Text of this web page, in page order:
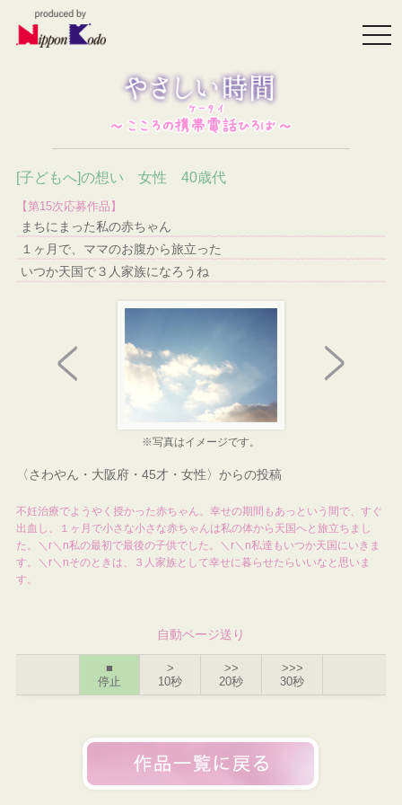
[子どもへ]の想い 女性 40歳代
【第15次応募作品】
まちにまった私の赤ちゃん
１ヶ月で、ママのお腹から旅立った
いつか天国で３人家族になろうね
※写真はイメージです。
〈さわやん・大阪府・45才・女性〉からの投稿
不妊治療でようやく授かった赤ちゃん。幸せの期間もあっという間で、すぐ
出血し、１ヶ月で小さな小さな赤ちゃんは私の体から天国へと旅立ちまし
た。＼r＼n私の最初で最後の子供でした。＼r＼n私達もいつか天国にいきま
す。＼r＼nそのときは、３人家族として幸せに暮らせたらいいなと思いま
す。
自動ページ送り
■
停止
>
10秒
>>
20秒
>>>
30秒